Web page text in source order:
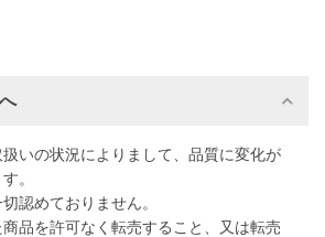
いの状況によりまして、品質に変化が
。
認めておりません。
品を許可なく転売すること、又は転売